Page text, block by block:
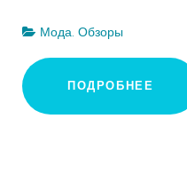
Мода. Обзоры
ПОДРОБНЕЕ